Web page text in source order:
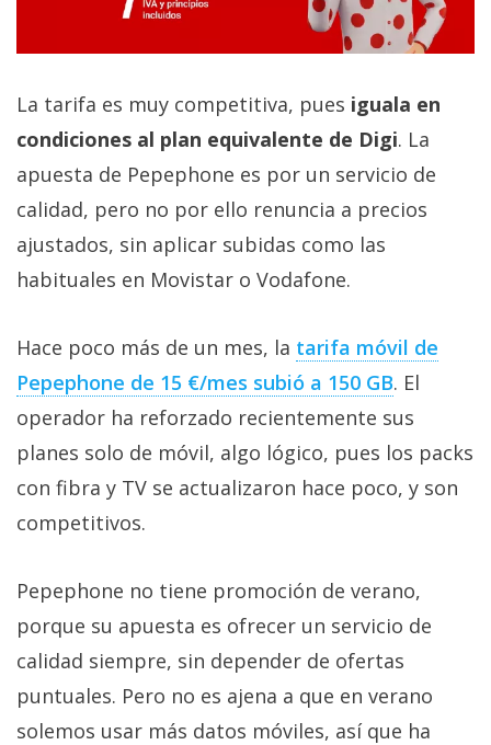
La tarifa es muy competitiva, pues iguala en
condiciones al plan equivalente de Digi. La
apuesta de Pepephone es por un servicio de
calidad, pero no por ello renuncia a precios
ajustados, sin aplicar subidas como las
habituales en Movistar o Vodafone.
Hace poco más de un mes, la tarifa móvil de
Pepephone de 15 €/mes subió a 150 GB‎. El
operador ha reforzado recientemente sus
planes solo de móvil, algo lógico, pues los packs
con fibra y TV se actualizaron hace poco, y son
competitivos.
Pepephone no tiene promoción de verano,
porque su apuesta es ofrecer un servicio de
calidad siempre, sin depender de ofertas
puntuales. Pero no es ajena a que en verano
solemos usar más datos móviles, así que ha